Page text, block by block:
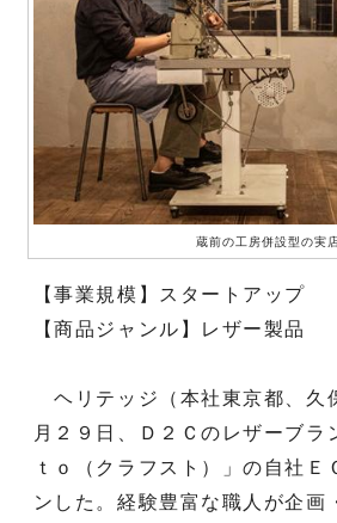
蔵前の工房併設型の実
【事業規模】スタートアップ
【商品ジャンル】レザー製品
ヘリテッジ（本社東京都、久
月２９日、Ｄ２Ｃのレザーブラ
ｔｏ（クラフスト）」の自社Ｅ
ンした。経験豊富な職人が企画